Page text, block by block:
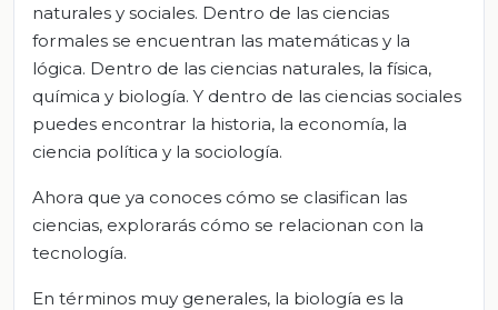
naturales y sociales. Dentro de las ciencias
formales se encuentran las matemáticas y la
lógica. Dentro de las ciencias naturales, la física,
química y biología. Y dentro de las ciencias sociales
puedes encontrar la historia, la economía, la
ciencia política y la sociología.
Ahora que ya conoces cómo se clasifican las
ciencias, explorarás cómo se relacionan con la
tecnología.
En términos muy generales, la biología es la